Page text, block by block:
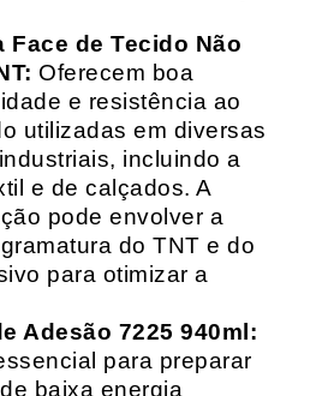
Face de Tecido Não
Oferecem boa
e resistência ao
utilizadas em diversas
incluindo a
e de calçados. A
pode envolver a
do TNT e do
para otimizar a
Adesão 7225 940ml:
para preparar
baixa energia